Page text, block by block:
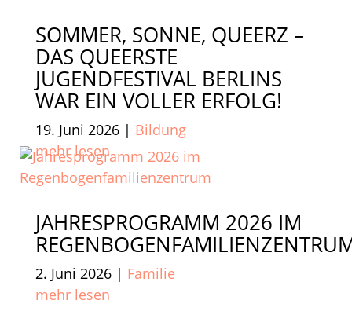
SOMMER, SONNE, QUEERZ –
DAS QUEERSTE
JUGENDFESTIVAL BERLINS
WAR EIN VOLLER ERFOLG!
19. Juni 2026| Bildung
mehr lesen
JAHRESPROGRAMM 2026 IM
2. Juni 2026| Familie
mehr lesen